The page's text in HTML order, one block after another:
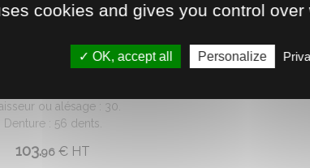
DE SCIE D.600 A
CROCHETS
ou alésage : 30.
Denture : 56 dents.
103.96 € HT
cookies and gives you control
OK, accept all Personalize